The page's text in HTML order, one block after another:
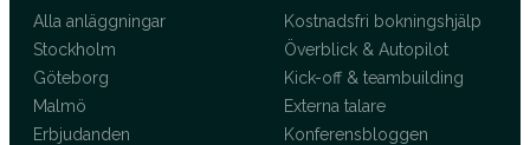
Alla anläggningar
Stockholm
Göteborg
Malmö
Erbjudanden
Kostnadsfri bokningshjälp
Överblick & Autopilot
Kick-off & teambuilding
Externa talare
Konferensbloggen